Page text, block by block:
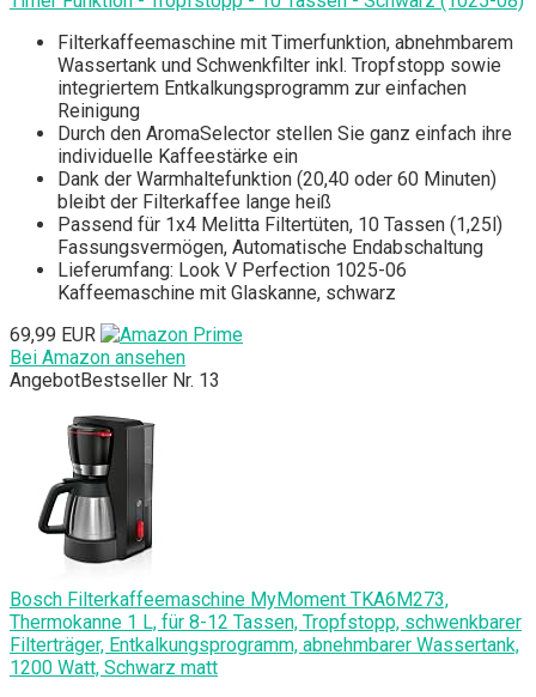
Filterkaffeemaschine mit Timerfunktion, abnehmbarem
Wassertank und Schwenkfilter inkl. Tropfstopp sowie
integriertem Entkalkungsprogramm zur einfachen
Reinigung
Durch den AromaSelector stellen Sie ganz einfach ihre
individuelle Kaffeestärke ein
Dank der Warmhaltefunktion (20,40 oder 60 Minuten)
bleibt der Filterkaffee lange heiß
Passend für 1x4 Melitta Filtertüten, 10 Tassen (1,25l)
Fassungsvermögen, Automatische Endabschaltung
Lieferumfang: Look V Perfection 1025-06
Kaffeemaschine mit Glaskanne, schwarz
69,99 EUR
Bei Amazon ansehen
AngebotBestseller Nr. 13
Bosch Filterkaffeemaschine MyMoment TKA6M273,
Thermokanne 1 L, für 8-12 Tassen, Tropfstopp, schwenkbarer
Filterträger, Entkalkungsprogramm, abnehmbarer Wassertank,
1200 Watt, Schwarz matt